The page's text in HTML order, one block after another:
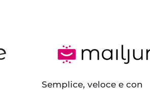
Semplice, veloce e con